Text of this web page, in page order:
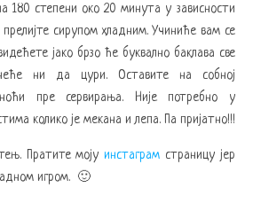
180 степени око 20 минута у зависности
сирупом хладним. Учиниће вам се
јако брзо ће буквално баклава све
ни да цури. Оставите на собној
пре сервирања. Није потребно у
колико је мекана и лепа. Па пријатно!!!
Пратите мојуинстаграм страницу јер
игром. 🙂